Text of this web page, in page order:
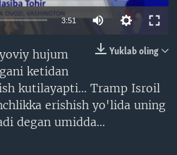
3:51
Yuklab oling
hujum
ketidan
kutilayapti... Tramp Isroil
erishish yo'lida uning
degan umidda...